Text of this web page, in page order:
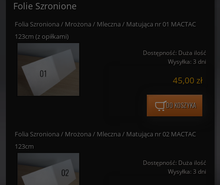
Folie Szronione
Folia Szroniona / Mrożona / Mleczna / Matująca nr 01 MACTAC
123cm (z opiłkami)
Dostępność: Duża ilość
Wysyłka: 3 dni
45,00 zł
DO KOSZYKA
Folia Szroniona / Mrożona / Mleczna / Matująca nr 02 MACTAC
123cm
Dostępność: Duża ilość
Wysyłka: 3 dni